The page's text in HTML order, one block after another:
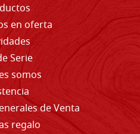
en oferta
Serie
somos
de Venta
regalo